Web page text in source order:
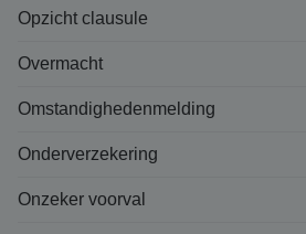
Opzicht clausule
Overmacht
Omstandighedenmelding
Onderverzekering
Onzeker voorval